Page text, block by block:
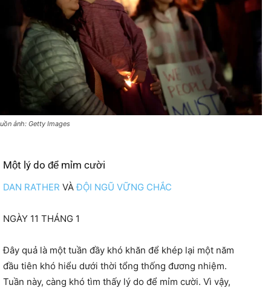
ảnh: Getty Images
Một lý do để mỉm cười
DAN RATHER VÀĐỘI NGŨ VỮNG CHẮC
NGÀY 11 THÁNG 1
Đây quả là một tuần đầy khó khăn để khép lại một năm
đầu tiên khó hiểu dưới thời tổng thống đương nhiệm.
Tuần này, càng khó tìm thấy lý do để mỉm cười. Vì vậy,